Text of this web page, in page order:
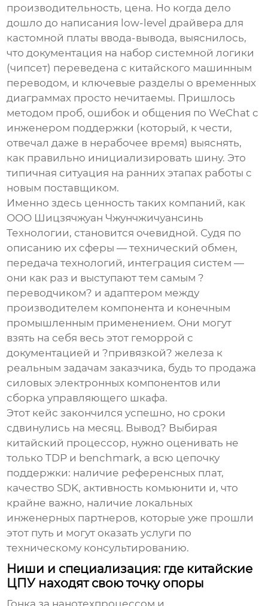
производительность, цена. Но когда дело
дошло до написания low-level драйвера для
кастомной платы ввода-вывода, выяснилось,
что документация на набор системной логики
(чипсет) переведена с китайского машинным
переводом, и ключевые разделы о временных
диаграммах просто нечитаемы. Пришлось
методом проб, ошибок и общения по WeChat с
инженером поддержки (который, к чести,
отвечал даже в нерабочее время) выяснять,
как правильно инициализировать шину. Это
типичная ситуация на ранних этапах работы с
новым поставщиком.
Именно здесь ценность таких компаний, как
ООО Шицзячжуан Чжунчжичуансинь
Технологии, становится очевидной. Судя по
описанию их сферы — технический обмен,
передача технологий, интеграция систем —
они как раз и выступают тем самым ?
переводчиком? и адаптером между
производителем компонента и конечным
промышленным применением. Они могут
взять на себя весь этот геморрой с
документацией и ?привязкой? железа к
реальным задачам заказчика, будь то продажа
силовых электронных компонентов или
сборка управляющего шкафа.
Этот кейс закончился успешно, но сроки
сдвинулись на месяц. Вывод? Выбирая
китайский процессор, нужно оценивать не
только TDP и benchmark, а всю цепочку
поддержки: наличие референсных плат,
качество SDK, активность комьюнити и, что
крайне важно, наличие локальных
инженерных партнеров, которые уже прошли
этот путь и могут оказать услуги по
техническому консультированию.
Ниши и специализация: где китайские
ЦПУ находят свою точку опоры